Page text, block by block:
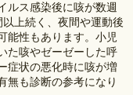
ルス感染後に咳が数週
上続く、夜間や運動後
能性もあります。小児
た咳やゼーゼーした呼
症状の悪化時に咳が増
無も診断の参考になり